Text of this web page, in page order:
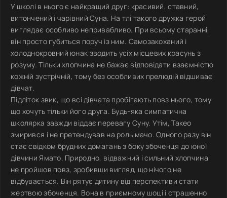
У школі в нього є найкращий друг: красивий, ставний,
витончений і чарівний Суна. На тлі такого дружка герой
виглядає особливо непривабливо. При всьому старанні,
він просто губиться поруч із ним. Самозакоханий і
холоднокровний юнак зводить усіх місцевих красунь з
розуму. Тільки хлопчина не бажає відповідати взаємністю
кожній зустрічній, тому без особливих прелюдій відшиває
дівчат.
Підліток звик, що всі дівчата пробігають повз нього, тому
що хочуть тільки його друга. Будь-яка симпатична
школярка завжди віддає перевагу Суну. Утім, Такео
змирився і не претендував на роль мачо. Одного разу він
стає свідком брудних домагань з боку збоченця до юної
дівчини Ямато. Природно, відважний і сильний хлопчина
не пройшов повз, зробивши вигляд, що нічого не
відбувається. Він рятує дитину від перспективи стати
жертвою збоченця. Вона в приємному шоці і страшенно